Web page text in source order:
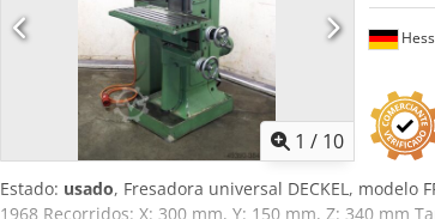
1 / 10
Estado: usado, Fresadora universal DECKEL, modelo
1968 Recorridos: X: 300 mm, Y: 150 mm, Z: 340 mm